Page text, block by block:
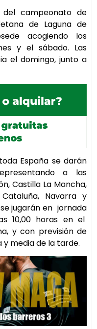
del campeonato de
de Laguna de
acogiendo los
y el sábado. Las
el domingo, junto a
España se darán
a las
Castilla La Mancha,
Cataluña, Navarra y
jugarán en jornada
10,00 horas en el
y con previsión de
media de la tarde.